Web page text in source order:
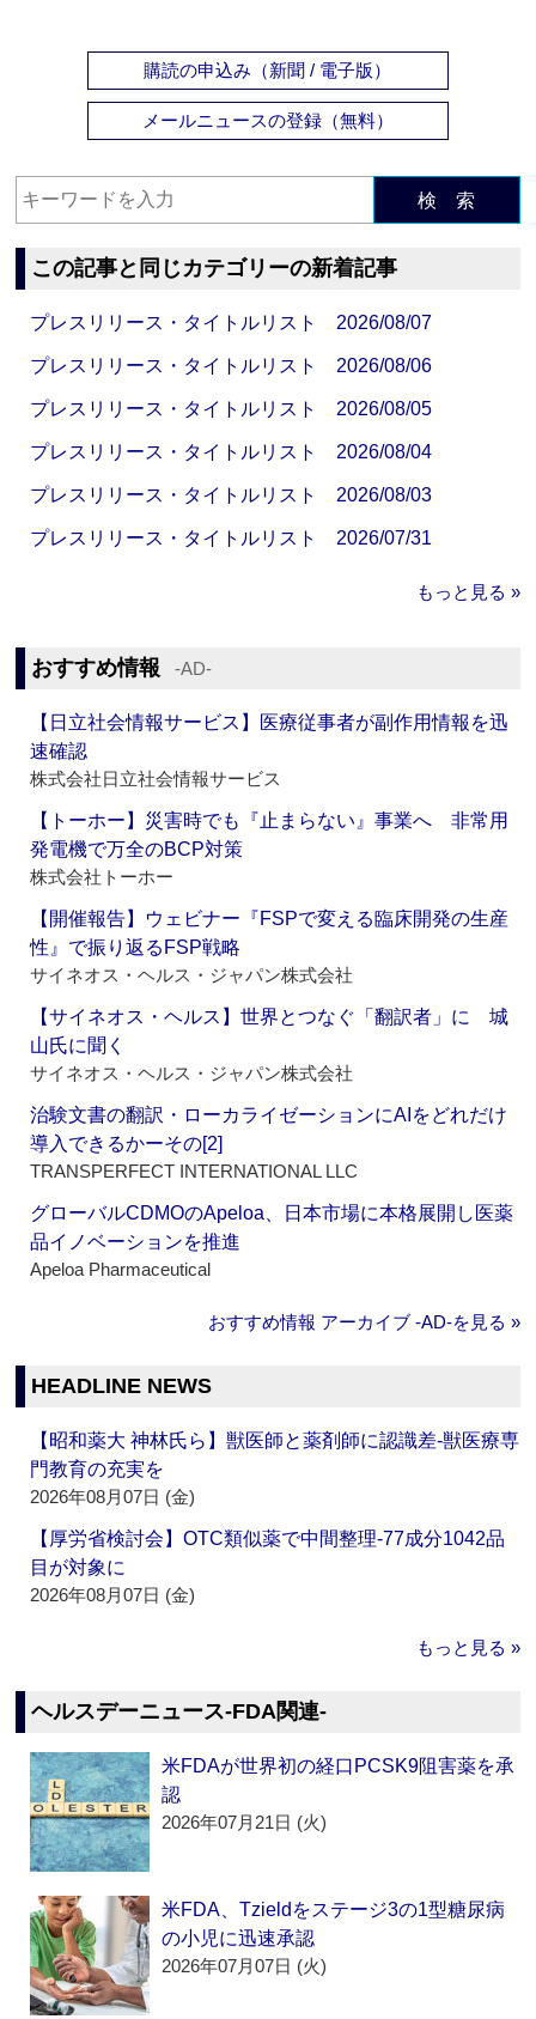
購読の申込み（新聞 / 電子版）
メールニュースの登録（無料）
検 索
この記事と同じカテゴリーの新着記事
プレスリリース・タイトルリスト 2026/08/07
プレスリリース・タイトルリスト 2026/08/06
プレスリリース・タイトルリスト 2026/08/05
プレスリリース・タイトルリスト 2026/08/04
プレスリリース・タイトルリスト 2026/08/03
プレスリリース・タイトルリスト 2026/07/31
もっと見る »
おすすめ情報 ‐AD‐
【日立社会情報サービス】医療従事者が副作用情報を迅
速確認
株式会社日立社会情報サービス
【トーホー】災害時でも『止まらない』事業へ 非常用
発電機で万全のBCP対策
株式会社トーホー
【開催報告】ウェビナー『FSPで変える臨床開発の生産
性』で振り返るFSP戦略
サイネオス・ヘルス・ジャパン株式会社
【サイネオス・ヘルス】世界とつなぐ「翻訳者」に 城
山氏に聞く
サイネオス・ヘルス・ジャパン株式会社
治験文書の翻訳・ローカライゼーションにAIをどれだけ
導入できるかーその[2]
TRANSPERFECT INTERNATIONAL LLC
グローバルCDMOのApeloa、日本市場に本格展開し医薬
品イノベーションを推進
Apeloa Pharmaceutical
おすすめ情報 アーカイブ ‐AD‐を見る »
HEADLINE NEWS
【昭和薬大 神林氏ら】獣医師と薬剤師に認識差‐獣医療専
門教育の充実を
2026年08月07日 (金)
【厚労省検討会】OTC類似薬で中間整理‐77成分1042品
目が対象に
2026年08月07日 (金)
もっと見る »
ヘルスデーニュース‐FDA関連‐
米FDAが世界初の経口PCSK9阻害薬を承
認
2026年07月21日 (火)
米FDA、Tzieldをステージ3の1型糖尿病
の小児に迅速承認
2026年07月07日 (火)